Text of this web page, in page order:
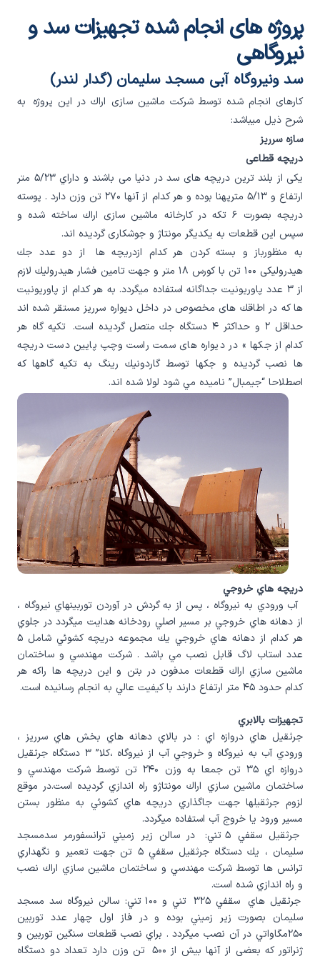
پروژه های انجام شده تجهیزات سد و
نیروگاهی
سد ونيروگاه آبی مسجد سليمان (گدار لندر)
كارهای انجام شده توسط شركت ماشين سازی اراك در اين پروژه به
شرح ذيل ميباشد:
سازه سرريز
دريچه قطاعی
يكی از بلند ترين دريچه های سد در دنيا می باشند و داراي ۵/۲۳ متر
ارتفاع و ۵/۱۳ مترپهنا بوده و هر كدام از آنها ۲۷۰ تن وزن دارد . پوسته
دريچه بصورت ۶ تكه در كارخانه ماشين سازی اراك ساخته شده و
سپس اين قطعات به يكديگر مونتاژ و جوشكاری گرديده اند.
به منظورباز و بسته كردن هر كدام ازدريچه ها از دو عدد جك
هيدروليكی ۱۰۰ تن با كورس ۱۸ متر و جهت تامين فشار هيدروليك لازم
از ۳ عدد پاوريونيت جداگانه استفاده ميگردد. به هر كدام از پاوريونيت
ها كه در اطاقك های مخصوص در داخل ديواره سرريز مستقر شده اند
حداقل ۲ و حداكثر ۴ دستگاه جك متصل گرديده است. تكيه گاه هر
كدام از جكها » در ديواره های سمت راست وچپ پايين دست دريچه
ها نصب گرديده و جكها توسط گاردونيك رينگ به تكيه گاهها كه
اصطلاحا “جيمبال” ناميده مي شود لولا شده اند.
دريچه هاي خروجي
آب ورودي به نيروگاه ، پس از به گردش در آوردن توربينهاي نيروگاه ،
از دهانه هاي خروجي بر مسير اصلي رودخانه هدايت ميگردد در جلوي
هر كدام از دهانه هاي خروجي يك مجموعه دريچه كشوئي شامل ۵
عدد استاب لاگ قابل نصب مي باشد . شركت مهندسي و ساختمان
ماشين سازي اراك قطعات مدفون در بتن و اين دريچه ها راكه هر
كدام حدود ۴۵ متر ارتفاع دارند با كيفيت عالي به انجام رسانيده است.
تجهيزات بالابري
جرثقيل هاي دروازه اي : در بالاي دهانه هاي بخش هاي سرريز ،
ورودي آب به نيروگاه و خروجي آب از نيروگاه ،كلا” ۳ دستگاه جرثقيل
دروازه اي ۳۵ تن جمعا به وزن ۲۴۰ تن توسط شركت مهندسي و
ساختمان ماشين سازي اراك مونتاژو راه اندازي گرديده است.در موقع
لزوم جرثقيلها جهت جاگذاري دريچه هاي كشوئي به منظور بستن
مسير ورود يا خروج آب استفاده ميگردد.
جرثقيل سقفي ۵ تني: در سالن زير زميني ترانسفورمر سدمسجد
سليمان ، يك دستگاه جرثقيل سقفي ۵ تن جهت تعمير و نگهداري
ترانس ها توسط شركت مهندسي و ساختمان ماشين سازي اراك نصب
و راه اندازي شده است.
جرثقيل هاي سقفي ۳۲۵ تني و ۱۰۰ تني: سالن نيروگاه سد مسجد
سليمان بصورت زير زميني بوده و در فاز اول چهار عدد توربين
۲۵۰مگاواتي در آن نصب ميگردد . براي نصب قطعات سنگين توربين و
ژنراتور كه بعضي از آنها بيش از ۵۰۰ تن وزن دارد تعداد دو دستگاه